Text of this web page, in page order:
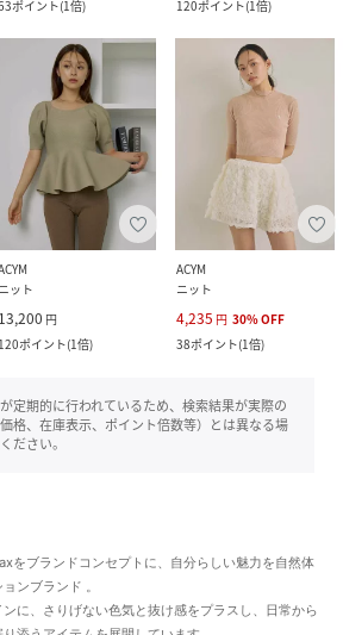
ポイント(1倍)
120ポイント(1倍)
ニット
13,200 円
120ポイント(1倍)
ACYM
ニット
4,235 円 30%OFF
38ポイント(1倍)
定期的に行われているため、検索結果が実際の
格、在庫表示、ポイント倍数等）とは異なる場
ださい。
をブランドコンセプトに、自分らしい魅力を自然体
ンブランド 。
に、さりげない色気と抜け感をプラスし、日常から